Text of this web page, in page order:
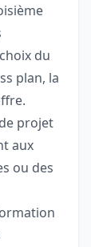
du
plan, la
projet
aux
ou des